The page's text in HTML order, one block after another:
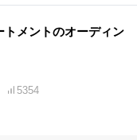
トメントのオーディン
5354